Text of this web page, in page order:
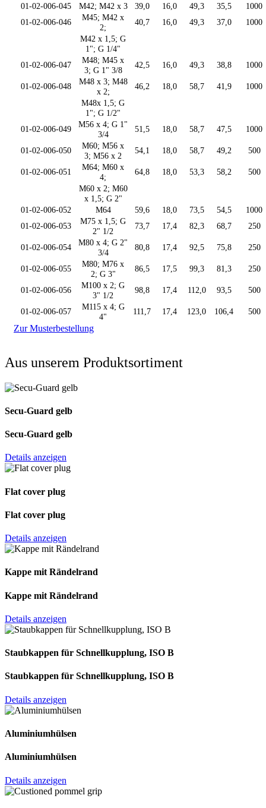
01-02-006-045 M42; M42 x 3 39,0 16,0 49,3 35,5
1000
01-02-006-046
M45; M42 x
2;
40,7 16,0 49,3 37,0
1000
M42 x 1,5; G
1"; G 1/4"
01-02-006-047
M48; M45 x
3; G 1" 3/8
42,5 16,0 49,3 38,8 1000
01-02-006-048
M48 x 3; M48
x 2;
46,2 18,0 58,7 41,9
1000
M48x 1,5; G
1"; G 1/2"
01-02-006-049
M56 x 4; G 1"
3/4
51,5 18,0 58,7 47,5 1000
01-02-006-050
M60; M56 x
3; M56 x 2
54,1 18,0 58,7 49,2 500
01-02-006-051
M64; M60 x
4;
64,8 18,0 53,3 58,2
500
M60 x 2; M60
x 1,5; G 2"
01-02-006-052
M64 59,6 18,0 73,5 54,5
1000
01-02-006-053
M75 x 1,5; G
2" 1/2
73,7 17,4 82,3 68,7 250
01-02-006-054
M80 x 4; G 2"
3/4
80,8 17,4 92,5 75,8 250
01-02-006-055
M80; M76 x
2; G 3"
86,5 17,5 99,3 81,3 250
01-02-006-056
M100 x 2; G
3" 1/2
98,8 17,4 112,0 93,5 500
01-02-006-057
M115 x 4; G
4"
111,7 17,4 123,0 106,4 500
Zur Musterbestellung
Aus unserem Produktsortiment
Secu-Guard gelb
Secu-Guard gelb
Details anzeigen
Flat cover plug
Flat cover plug
Details anzeigen
Kappe mit Rändelrand
Kappe mit Rändelrand
Details anzeigen
Staubkappen für Schnellkupplung, ISO B
Staubkappen für Schnellkupplung, ISO B
Details anzeigen
Aluminiumhülsen
Aluminiumhülsen
Details anzeigen